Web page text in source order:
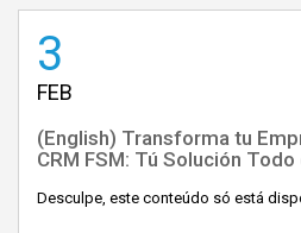
3
FEB
(English) Transforma tu
CRM FSM: Tú Solución Todo
Desculpe, este conteúdo só está